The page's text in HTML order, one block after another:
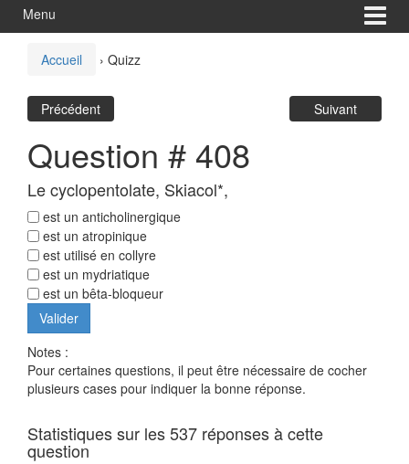
Menu
Accueil › Quizz
Précédent Suivant
Question # 408
Le cyclopentolate, Skiacol*,
est un anticholinergique
est un atropinique
est utilisé en collyre
est un mydriatique
est un bêta-bloqueur
Notes :
Pour certaines questions, il peut être nécessaire de cocher
plusieurs cases pour indiquer la bonne réponse.
Statistiques sur les 537 réponses à cette
question